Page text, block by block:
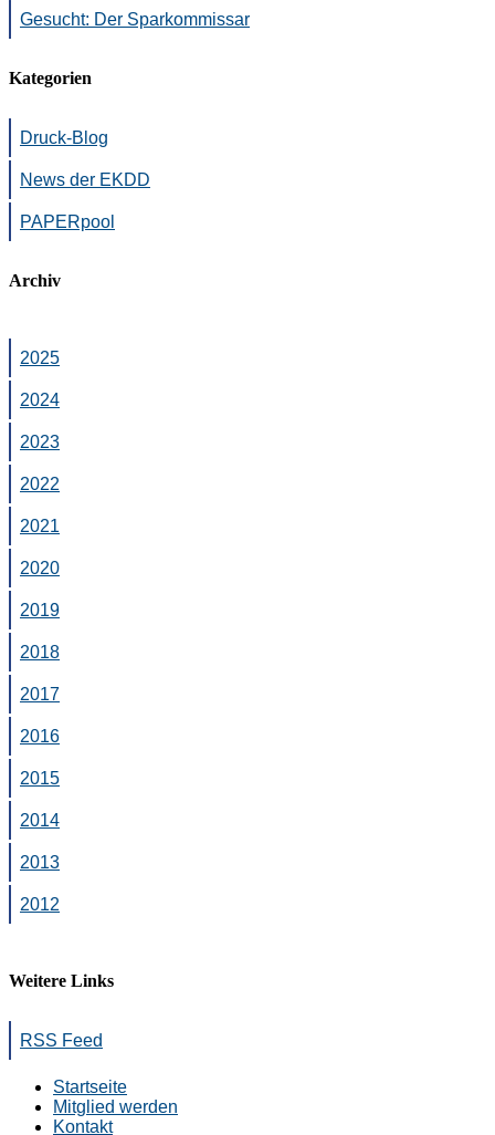
Gesucht: Der Sparkommissar
Kategorien
Druck-Blog
News der EKDD
PAPERpool
Archiv
2025
2024
2023
2022
2021
2020
2019
2018
2017
2016
2015
2014
2013
2012
Weitere Links
RSS Feed
Startseite
Mitglied werden
Kontakt